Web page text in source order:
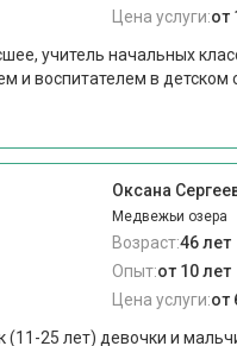
Цена услуги:от
учитель начальных
и воспитателем в детском
Оксана
Медвежьи озера
Возраст:46 лет
Опыт:от 10 лет
Цена услуги:от
(11-25 лет) девочки и